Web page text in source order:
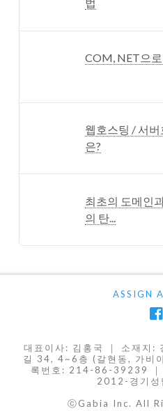
법
COM, NET으로
웹호스팅 / 서
은?
최초의 도메인
의 탄...
ASSIGN
대표이사: 김홍국 ｜ 소재지:
길 34, 4~6층 (갈현동, 가비
록번호: 214-86-39239 ｜
2012-경기
ⓒGabia Inc. All